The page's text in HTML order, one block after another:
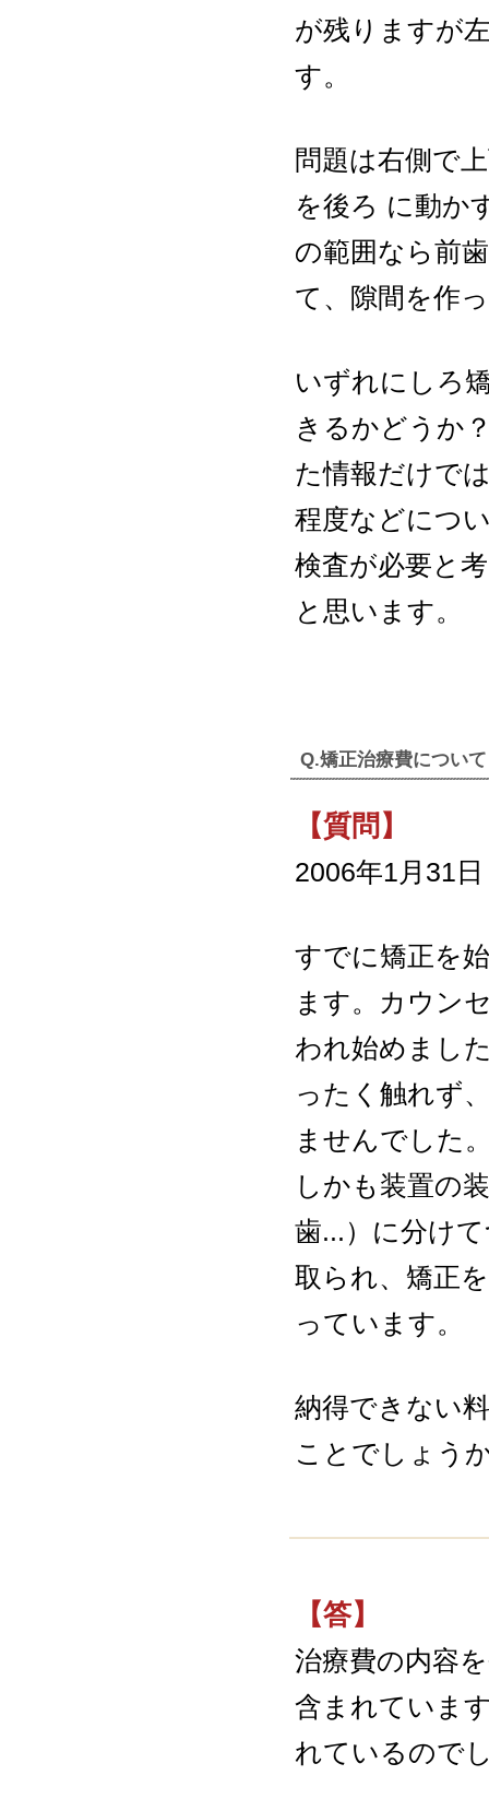
が残りますが
す。
問題は右側で
を後ろ に動か
の範囲なら前
て、隙間を作
いずれにしろ
きるかどうか
た情報だけで
程度などにつ
検査が必要と
と思います。
Q.矯正治療費について
【質問】
2006年1月31
すでに矯正を
ます。カウン
われ始めまし
ったく触れず
ませんでした
しかも装置の
歯...）に分け
取られ、矯正
っています。
納得できない
ことでしょう
【答】
治療費の内容
含まれていま
れているので